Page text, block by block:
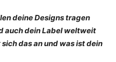
deine Designs tragen
auch dein Label weltweit
das an und was ist dein